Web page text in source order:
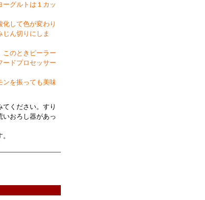
グルトは１カッ
して色が変わり
ん切りにしま
このときピーラー
ードプロセッサー
ンを振っても美味
ください。 すり
いおろし器があっ